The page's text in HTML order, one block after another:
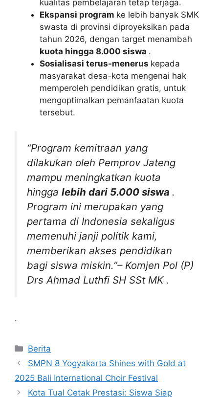
kualitas pembelajaran tetap terjaga.
Ekspansi program ke lebih banyak SMK
swasta di provinsi diproyeksikan pada
tahun 2026, dengan target menambah
kuota hingga 8.000 siswa .
Sosialisasi terus-menerus kepada
masyarakat desa-kota mengenai hak
memperoleh pendidikan gratis, untuk
mengoptimalkan pemanfaatan kuota
tersebut.
“Program kemitraan yang
dilakukan oleh Pemprov Jateng
mampu meningkatkan kuota
hingga lebih dari 5.000 siswa .
Program ini merupakan yang
pertama di Indonesia sekaligus
memenuhi janji politik kami,
memberikan akses pendidikan
bagi siswa miskin.”– Komjen Pol (P)
Drs Ahmad Luthfi SH SSt MK .
.
Kategori
Berita
SMPN 8 Yogyakarta Shines with Gold at
2025 Bali International Choir Festival
Kota Tual Cetak Prestasi: Siswa Siap